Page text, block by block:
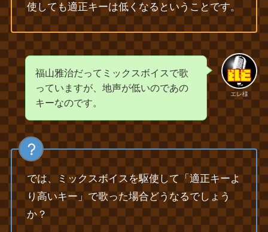
使しても適正キーは低くなるということです。
エレ様
福山雅治だってミックスボイスで歌
っていますが、地声が低いのであの
キーなのです。
では、ミックスボイスを駆使して「適正キーよ
り高いキー」で歌った場合どうなるでしょう
か？